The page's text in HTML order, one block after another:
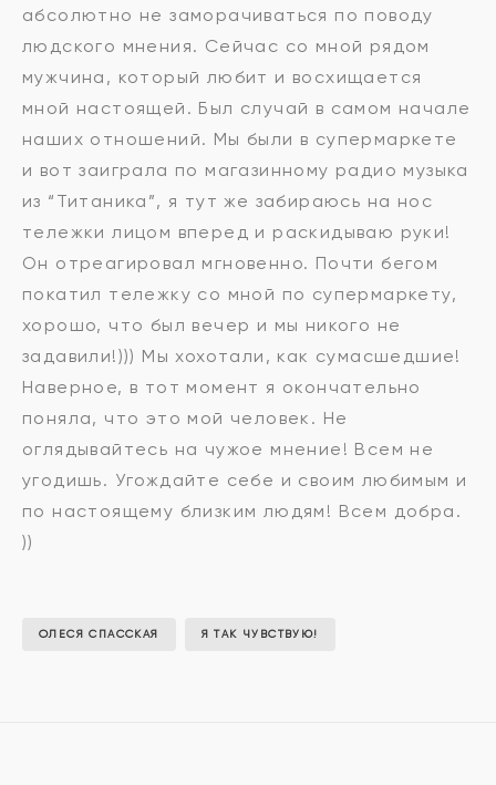
абсолютно не заморачиваться по поводу
людского мнения. Сейчас со мной рядом
мужчина, который любит и восхищается
мной настоящей. Был случай в самом начале
наших отношений. Мы были в супермаркете
и вот заиграла по магазинному радио музыка
из “Титаника”, я тут же забираюсь на нос
тележки лицом вперед и раскидываю руки!
Он отреагировал мгновенно. Почти бегом
покатил тележку со мной по супермаркету,
хорошо, что был вечер и мы никого не
задавили!))) Мы хохотали, как сумасшедшие!
Наверное, в тот момент я окончательно
поняла, что это мой человек. Не
оглядывайтесь на чужое мнение! Всем не
угодишь. Угождайте себе и своим любимым и
по настоящему близким людям! Всем добра.
))
ОЛЕСЯ СПАССКАЯ Я ТАК ЧУВСТВУЮ!